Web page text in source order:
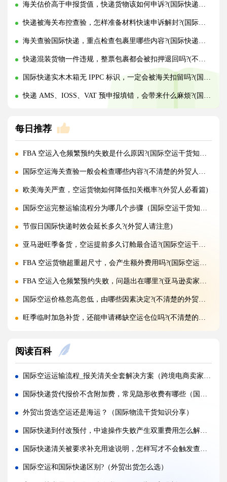
海关估价高于申报货值，快递货物该如何申诉?(国际快递干货知识分享)
快递被海关布控查验，怎样准备材料快速申诉解封?(国际快递干货知识分享)
海关查验国际快递，重点检查包裹里哪些内容?(国际快递干货知识分享)
快递混装货物一件违规，整票包裹都会被扣押退回吗?(不清楚的外贸人看过来)
国际快递实木木箱无 IPPC 标识，一定会被海关扣留吗?(国际快递干货知识分享)
快递 AMS、IOSS、VAT 预申报填错，会带来什么麻烦?(国际快递干货知识分享)
每日推荐
FBA 空运入仓频繁预约失败是什么原因?(国际空运干货知识分享)
国际空运海关查验一般会检查哪些内容?(不清楚的外贸人看过来)
欧美海关严查，空运货物如何降低扣关概率?(外贸人必看篇)
国际空运完整运输流程分为哪几个步骤（国际空运干货知识分享）
节假日国际快递时效会延长多久?(外贸人请注意)
亚马逊旺季备货，空运提前多久订舱最合适?(国际空运干货知识分享)
FBA 空运货物超重超尺寸，会产生额外费用吗?(国际空运干货知识分享)
FBA 空运入仓频繁预约失败，问题出在哪里?(亚马逊卖家请注意)
国际空运价格忽高忽低，由哪些因素决定?(不清楚的外贸人看过来)
旺季临时加急补货，还能申请稀缺空运仓位吗?(不清楚的外贸人看过来)
实木托盘无 IPPC 标识，空运落地除销毁外有哪些整改方式(国际空运干货知识分享)
空运到仓长期不上架，如何区分物流延误与亚马逊仓内拥堵?(国际空运干货知识分享)
美仓热门地址，空派派送经常拒收该怎么处理（不清楚的跨境卖家看过来）
海关认定货值偏高征税，有合规申诉减免税费的办法吗（国际快递干货知识分享）
国际快递包装做错直接破损（跨境发货包装指南）
国际快递虚报货值有什么后果（海关处罚细则科普）
旺季国际空运仓位紧张，如何提前锁定舱位与运价（不清楚的外贸人看过来）
阅读百科
国际空运运输流程_报关清关全套解决方案（跨境电商卖家必看篇）
国际快递货代报价不含附加费，常见隐形收费有哪些（国际快递干货知识分享）
外贸出货选空运还是海运？（国际物流干货知识分享）
国际快递到付改预付，中途操作失败产生双重费用怎么解决（国际快递干货知识分享）
国际快递清关被要求补充用途说明，怎样写才不会触发查验（国际快递干货知识分享）
国际空运和国际快递区别?（外贸出货怎么选）